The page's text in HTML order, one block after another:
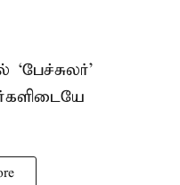
‘பேச்சுலர்’